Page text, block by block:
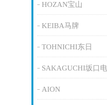
HOZAN宝山
KEIBA马牌
TOHNICHI东日
SAKAGUCHI坂口
AION